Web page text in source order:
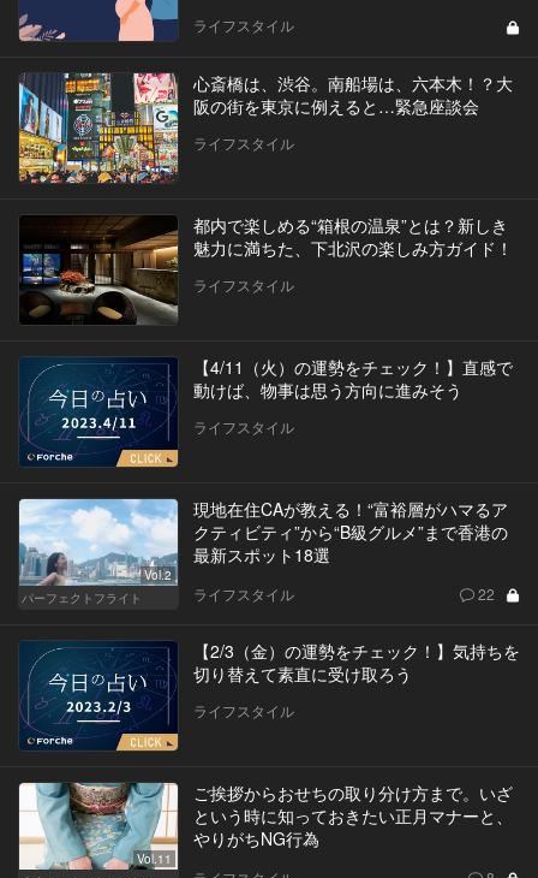
ライフスタイル
心斎橋は、渋谷。南船場は、六本木！？大
阪の街を東京に例えると…緊急座談会
ライフスタイル
都内で楽しめる“箱根の温泉”とは？新しき
魅力に満ちた、下北沢の楽しみ方ガイド！
ライフスタイル
【4/11（火）の運勢をチェック！】直感で
動けば、物事は思う方向に進みそう
ライフスタイル
Vol.2
パーフェクトフライト
現地在住CAが教える！“富裕層がハマるア
クティビティ”から“B級グルメ”まで香港の
最新スポット18選
ライフスタイル 22
【2/3（金）の運勢をチェック！】気持ちを
切り替えて素直に受け取ろう
ライフスタイル
Vol.11
ご挨拶からおせちの取り分け方まで。いざ
という時に知っておきたい正月マナーと、
やりがちNG行為